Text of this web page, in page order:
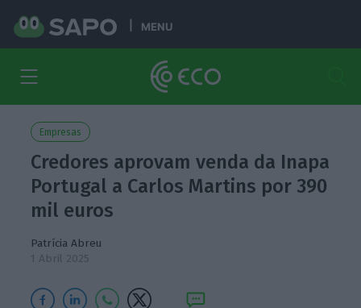
MENU
Empresas
Credores aprovam venda da Inapa
Portugal a Carlos Martins por 390
mil euros
Patrícia Abreu
1 Abril 2025